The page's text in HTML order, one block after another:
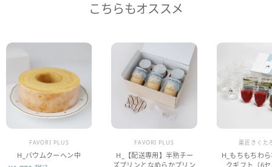
こちらもオススメ
販売業者
FAVORI PLUS
H_バウムクーヘン中
販売業者
FAVORI PLUS
H_【配送専用】半熟チー
ズプリンとなめらかプリン
販売業者
菓匠きくた
H_もちもちわ
クギフト（6